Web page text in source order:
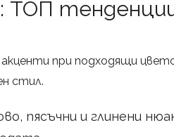
ТОП
при подходящи
стил.
пясъчни и глинени